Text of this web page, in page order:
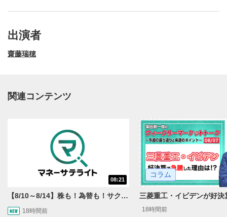
動画再生エリア
動画再生エリアをクリックすると、動画を再生または
一時停止します。
2
操作メニュー
出演者
齋藤瑞穂
関連コンテンツ
08:21
【8/10～8/14】株も！為替も！サクッと！来週のマーケット見通し＜Next View＞
18時間前
コラム
18時間前